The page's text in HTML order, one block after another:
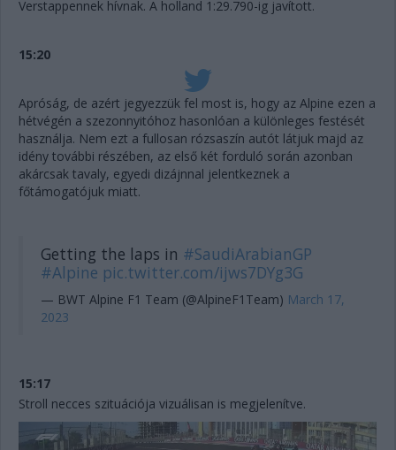
Verstappennek hívnak. A holland 1:29.790-ig javított.
15:20
Apróság, de azért jegyezzük fel most is, hogy az Alpine ezen a
hétvégén a szezonnyitóhoz hasonlóan a különleges festését
használja. Nem ezt a fullosan rózsaszín autót látjuk majd az
idény további részében, az első két forduló során azonban
akárcsak tavaly, egyedi dizájnnal jelentkeznek a
főtámogatójuk miatt.
Getting the laps in #SaudiArabianGP
#Alpine pic.twitter.com/ijws7DYg3G
— BWT Alpine F1 Team (@AlpineF1Team) March 17,
2023
15:17
Stroll necces szituációja vizuálisan is megjelenítve.